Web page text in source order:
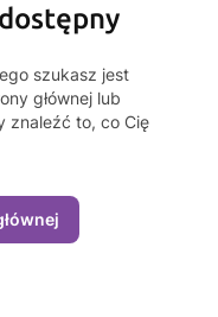
szukasz jest
głównej lub
znaleźć to, co Cię